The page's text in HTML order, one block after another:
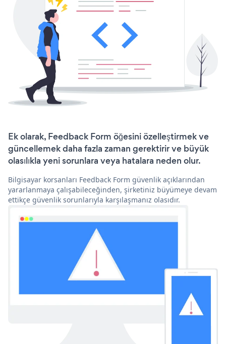
Ek olarak, Feedback Form öğesini özelleştirmek ve
güncellemek daha fazla zaman gerektirir ve büyük
olasılıkla yeni sorunlara veya hatalara neden olur.
Bilgisayar korsanları Feedback Form güvenlik açıklarından
yararlanmaya çalışabileceğinden, şirketiniz büyümeye devam
ettikçe güvenlik sorunlarıyla karşılaşmanız olasıdır.